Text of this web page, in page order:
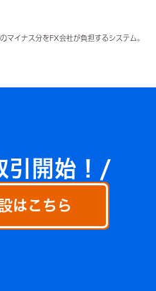
マイナス分をFX会社が負担するシステム。
引開始！/
はこちら